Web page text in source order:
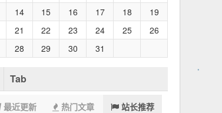
14 15 16 17 18
19
21 22 23 24 25
26
28 29 30 31
Tab
最近更新 热门文章 站长推荐